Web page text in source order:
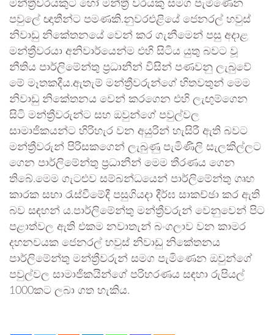
මන්ත්‍රීවරයකුට හෝ මන්ත්‍රී වරයකු සමග පැමිණෙන
පවුලේ ඥාතීන්ට පමණකි.නුවරඑළියේ ජෙනරල් හවුස්
නිවාඩු නිකේතනයේ වෙන් කර ගැනීමෙන් පසු අදාළ
මන්ත්‍රීවරයා අනිවාර්යෙන්ම එහි සිටිය යුතු බවට වූ
නීතිය පාර්ලිමේන්තු ප්‍රධානීන් විසින් පණවනු ලැබුවේ
මේ මෑතකදීය.ඇතැම් මන්ත්‍රීවරුන්ගේ හිතවතුන් මෙම
නිවාඩු නිකේතනය වෙන් කරගෙන එහි ලැඟුම්ගෙන
සිටි මන්ත්‍රීවරුන්ට සහ ඔවුන්ගේ පවුල්වල
සාමාජිකයන්ට හිරිහැර වන අයුරින් හැසිරී ඇති බවට
මන්ත්‍රීවරුන් පිරිසකගෙන් ලැබුණු පැමිණිලි සැලකිල්ලට
ගෙන පාර්ලිමේන්තු ප්‍රධානීන් මෙම තීරණය ගෙන
තිබේ.මෙම ගැටළුව සම්බන්ධයෙන් පාර්ලිමේන්තු ගෘහ
කාරක සභා රැස්වීමේදී පසුගියදා දීර්ඝ සාකච්ඡා කර ඇති
බව සඳහන් ය.පාර්ලිමේන්තු මන්ත්‍රීවරුන් වෙනුවෙන් පිට
පළාත්වල ඇති එකම නවාතැන් බංගලාව වන කාමර
දහනවයක ජෙනරල් හවුස් නිවාඩු නිකේතනය
පාර්ලිමේන්තු මන්ත්‍රීවරුන් සමග පැමිණෙන ඔවුන්ගේ
පවුල්වල සාමාජිකයින්ගේ පරිහරණය සඳහා රුපියල්
1000කට ලබා ගත හැකිය.